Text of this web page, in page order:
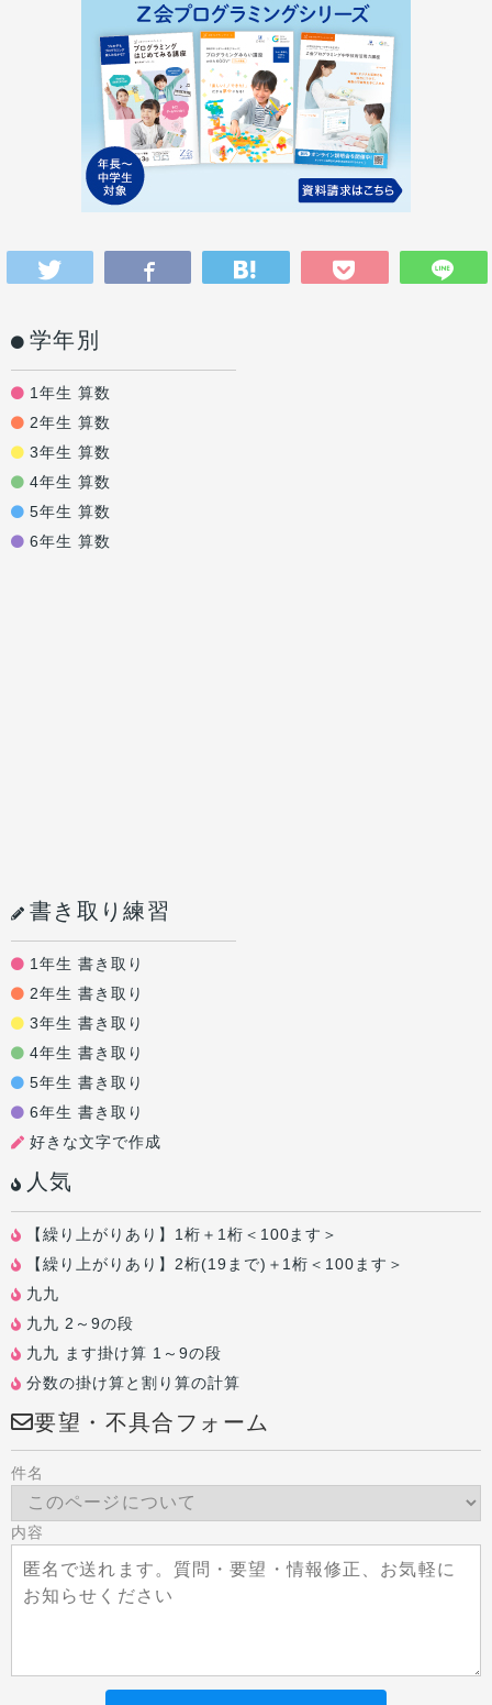
学年別
1年生 算数
2年生 算数
3年生 算数
4年生 算数
5年生 算数
6年生 算数
書き取り練習
1年生 書き取り
2年生 書き取り
3年生 書き取り
4年生 書き取り
5年生 書き取り
6年生 書き取り
好きな文字で作成
人気
【繰り上がりあり】1桁＋1桁＜100ます＞
【繰り上がりあり】2桁(19まで)＋1桁＜100ます＞
九九
九九 2～9の段
九九 ます掛け算 1～9の段
分数の掛け算と割り算の計算
要望・不具合フォーム
件名
内容